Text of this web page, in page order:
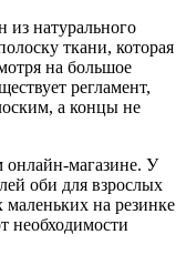
из натурального
ткани, которая
на большое
регламент,
а концы не
магазине. У
оби для взрослых
на резинке
необходимости